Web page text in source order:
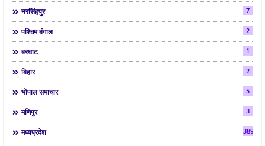
नरसिंहपुर 7
पश्चिम बंगाल 2
बरघाट 1
बिहार 2
भोपाल समाचार 5
मणिपुर 3
मध्यप्रदेश 3892